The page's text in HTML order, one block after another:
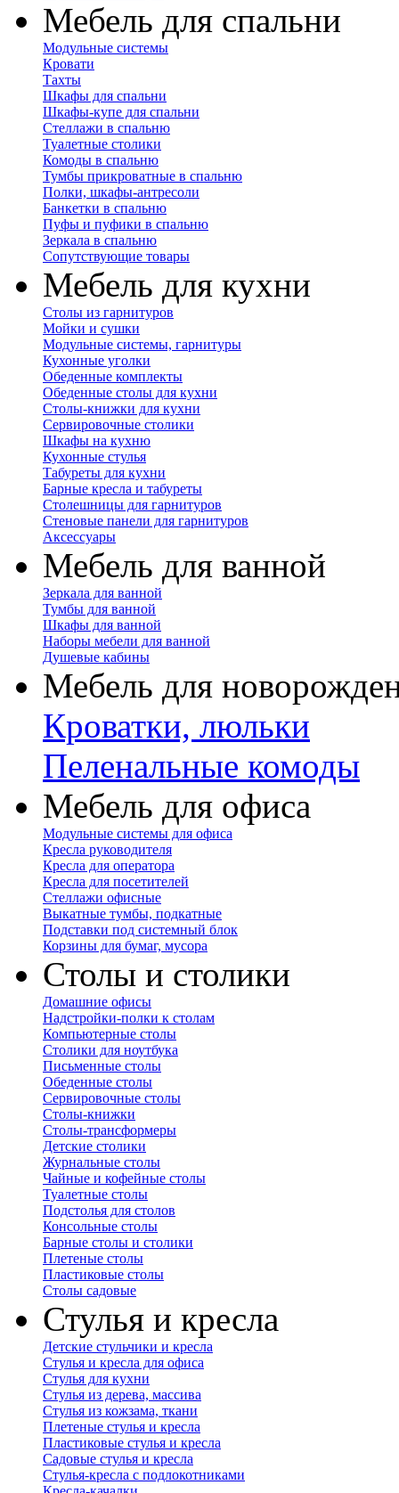
Мебель для спальни
Модульные системы
Кровати
Тахты
Шкафы для спальни
Шкафы-купе для спальни
Стеллажи в спальню
Туалетные столики
Комоды в спальню
Тумбы прикроватные в спальню
Полки, шкафы-антресоли
Банкетки в спальню
Пуфы и пуфики в спальню
Зеркала в спальню
Сопутствующие товары
Мебель для кухни
Столы из гарнитуров
Мойки и сушки
Модульные системы, гарнитуры
Кухонные уголки
Обеденные комплекты
Обеденные столы для кухни
Столы-книжки для кухни
Сервировочные столики
Шкафы на кухню
Кухонные стулья
Табуреты для кухни
Барные кресла и табуреты
Столешницы для гарнитуров
Стеновые панели для гарнитуров
Аксессуары
Мебель для ванной
Зеркала для ванной
Тумбы для ванной
Шкафы для ванной
Наборы мебели для ванной
Душевые кабины
Мебель для
Кроватки, люльки
Пеленальные комоды
Мебель для офиса
Модульные системы для офиса
Кресла руководителя
Кресла для оператора
Кресла для посетителей
Стеллажи офисные
Выкатные тумбы, подкатные
Подставки под системный блок
Корзины для бумаг, мусора
Столы и столики
Домашние офисы
Надстройки-полки к столам
Компьютерные столы
Столики для ноутбука
Письменные столы
Обеденные столы
Сервировочные столы
Столы-книжки
Столы-трансформеры
Детские столики
Журнальные столы
Чайные и кофейные столы
Туалетные столы
Подстолья для столов
Консольные столы
Барные столы и столики
Плетеные столы
Пластиковые столы
Столы садовые
Стулья и кресла
Детские стульчики и кресла
Стулья и кресла для офиса
Стулья для кухни
Стулья из дерева, массива
Стулья из кожзама, ткани
Плетеные стулья и кресла
Пластиковые стулья и кресла
Садовые стулья и кресла
Стулья-кресла с подлокотниками